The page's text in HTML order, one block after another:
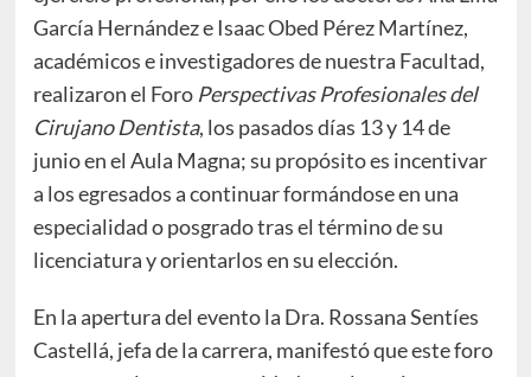
García Hernández e Isaac Obed Pérez Martínez,
académicos e investigadores de nuestra Facultad,
realizaron el Foro Perspectivas Profesionales del
Cirujano Dentista, los pasados días 13 y 14 de
junio en el Aula Magna; su propósito es incentivar
a los egresados a continuar formándose en una
especialidad o posgrado tras el término de su
licenciatura y orientarlos en su elección.
En la apertura del evento la Dra. Rossana Sentíes
Castellá, jefa de la carrera, manifestó que este foro